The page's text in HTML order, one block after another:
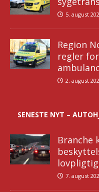
5. august
Region
regler
2. august
SENESTE NYT –
Branche
7. august